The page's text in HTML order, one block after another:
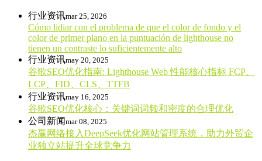
行业资讯mar 25, 2026
Cómo lidiar con el problema de que el color de fondo y el
color de primer plano en la puntuación de lighthouse no
tienen un contraste lo suficientemente alto
行业资讯may 20, 2025
谷歌SEO优化指南: Lighthouse Web 性能核心指标 FCP、
LCP、FID、CLS、TTFB
行业资讯may 16, 2025
谷歌SEO优化核心：关键词词频和密度的合理优化
公司新闻mar 08, 2025
杰赢网络接入DeepSeek优化网站管理系统，助力外贸企
业独立站提升全球竞争力